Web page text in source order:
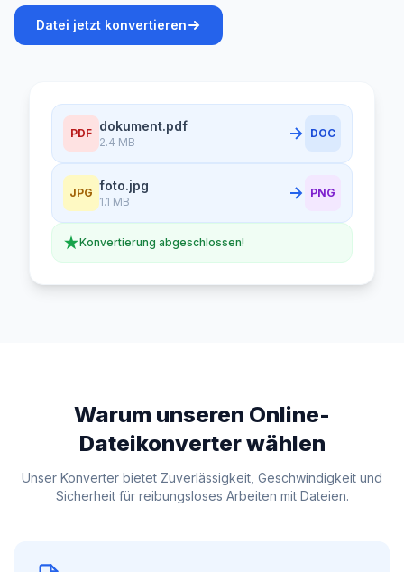
Datei jetzt konvertieren
PDF dokument.pdf
2.4 MB
DOC
JPG foto.jpg
1.1 MB
PNG
Konvertierung abgeschlossen!
Warum unseren Online-
Dateikonverter wählen
Unser Konverter bietet Zuverlässigkeit, Geschwindigkeit und
Sicherheit für reibungsloses Arbeiten mit Dateien.